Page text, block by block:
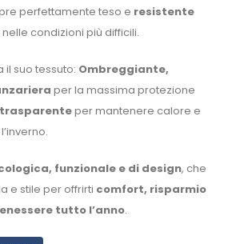
perfettamente teso e resistente
condizioni più difficili.
il suo tessuto: Ombreggiante,
per la massima protezione
per mantenere calore e
funzionale e di design, che
e stile per offrirti comfort, risparmio
tutto l’anno.